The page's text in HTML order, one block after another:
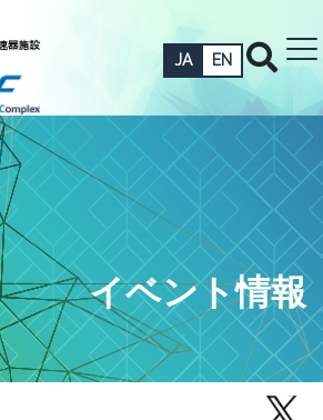
JA EN
イベント情報